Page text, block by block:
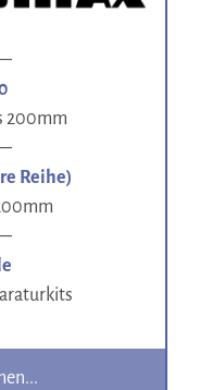
200mm
Reihe)